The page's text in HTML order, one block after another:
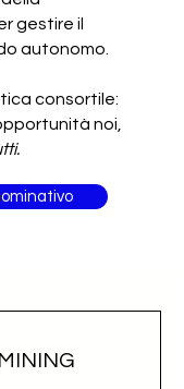
gestire il
autonomo.
consortile:
noi,